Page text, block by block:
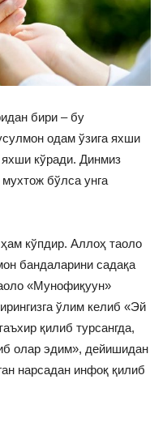
бири – бу
одам ўзига яхши
яхши кўради. Динмиз
бўлса унга
кўпдир. Аллоҳ таоло
бандаларини садақа
«Мунофиқуун»
ўлим келиб «Эй
қилиб турсангда,
олар эдим», дейишидан
нарсадан инфоқ қилиб